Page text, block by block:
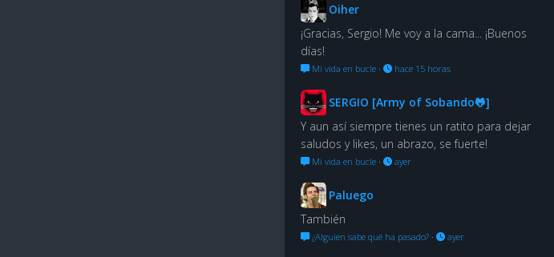
Oiher
¡Gracias, Sergio! Me voy a la cama... ¡Buenos
días!
Mi vida en bucle · hace 15 horas
SERGIO [Army of Sobando🐸]
Y aun así siempre tienes un ratito para dejar
saludos y likes, un abrazo, se fuerte!
Mi vida en bucle · ayer
Paluego
También
¿Alguien sabe qué ha pasado? · ayer